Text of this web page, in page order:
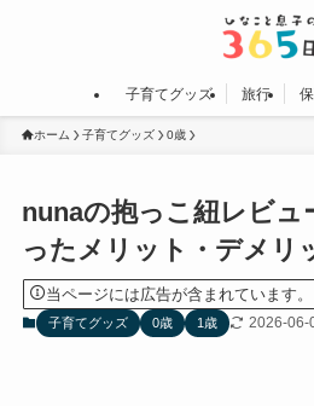
子育てグッズ 旅行
ホーム 子育てグッズ 0歳
nunaの抱っこ紐レビュ
ったメリット・デメリ
当ページには広告が含まれています。
子育てグッズ 0歳 1歳 2026-06-